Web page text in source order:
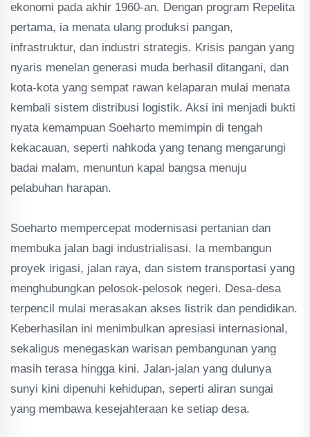
ekonomi pada akhir 1960-an. Dengan program Repelita
pertama, ia menata ulang produksi pangan,
infrastruktur, dan industri strategis. Krisis pangan yang
nyaris menelan generasi muda berhasil ditangani, dan
kota-kota yang sempat rawan kelaparan mulai menata
kembali sistem distribusi logistik. Aksi ini menjadi bukti
nyata kemampuan Soeharto memimpin di tengah
kekacauan, seperti nahkoda yang tenang mengarungi
badai malam, menuntun kapal bangsa menuju
pelabuhan harapan.
Soeharto mempercepat modernisasi pertanian dan
membuka jalan bagi industrialisasi. Ia membangun
proyek irigasi, jalan raya, dan sistem transportasi yang
menghubungkan pelosok-pelosok negeri. Desa-desa
terpencil mulai merasakan akses listrik dan pendidikan.
Keberhasilan ini menimbulkan apresiasi internasional,
sekaligus menegaskan warisan pembangunan yang
masih terasa hingga kini. Jalan-jalan yang dulunya
sunyi kini dipenuhi kehidupan, seperti aliran sungai
yang membawa kesejahteraan ke setiap desa.